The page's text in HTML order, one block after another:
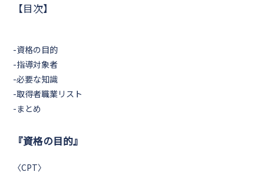
【目次】
-資格の目的
-指導対象者
-必要な知識
-取得者職業リスト
-まとめ
『資格の目的』
〈CPT〉